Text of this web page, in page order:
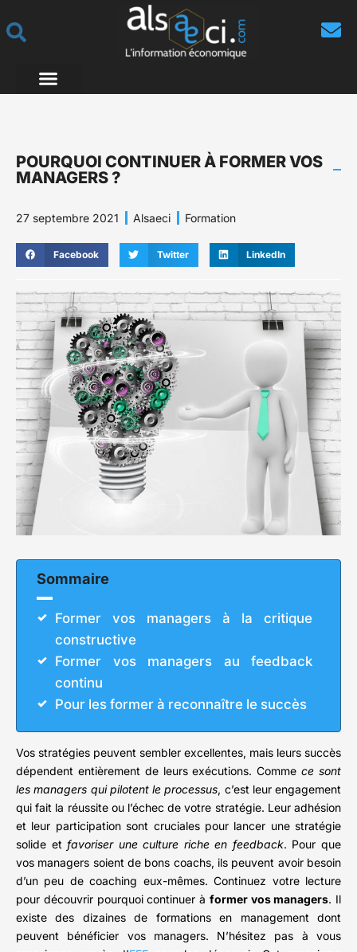
POURQUOI CONTINUER À FORMER VOS
MANAGERS ?
27 septembre 2021 Alsaeci Formation
Facebook Twitter LinkedIn
Sommaire
Former vos managers à la critique
constructive
Former vos managers au feedback
continu
Pour les former à reconnaître le succès
Vos stratégies peuvent sembler excellentes, mais leurs succès
dépendent entièrement de leurs exécutions. Commece sont
les managers qui pilotent le processus, c’est leur engagement
qui fait la réussite ou l’échec de votre stratégie. Leur adhésion
et leur participation sont cruciales pour lancer une stratégie
solide etfavoriser une culture riche en feedback. Pour que
vos managers soient de bons coachs, ils peuvent avoir besoin
d’un peu de coaching eux-mêmes. Continuez votre lecture
pour découvrir pourquoi continuer à former vos managers. Il
existe des dizaines de formations en management dont
peuvent bénéficier vos managers. N’hésitez pas à vous